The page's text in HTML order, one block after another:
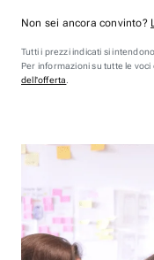
Non sei ancora convinto?
Tutti i prezzi indicati si intendono
Per informazioni su tutte le voci
dell'offerta